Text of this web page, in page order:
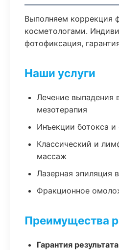
Выполняем коррекция
косметологами.
фотофиксация,
Наши услуги
Лечение выпадения
мезотерапия
Инъекции ботокса
Классический и
массаж
Лазерная эпиляция
Фракционное
Преимущества
Гарантия